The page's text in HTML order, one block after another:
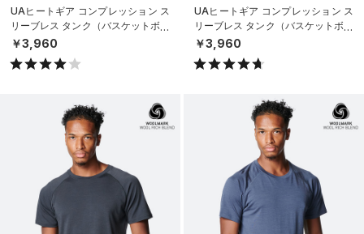
UAヒートギア コンプレッション ス
リーブレス タンク（バスケットボー
ル/MEN）
￥3,960
UAヒートギア コンプレッション ス
リーブレス タンク（バスケットボー
ル/MEN）
￥3,960